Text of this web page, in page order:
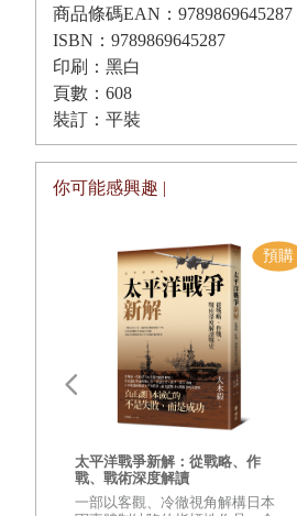
商品條碼EAN：9789869645287
ISBN：9789869645287
印刷：黑白
頁數：608
裝訂：平裝
你可能感興趣 |
太平洋戰爭新解：從戰略、作
戰、戰術深度解讀
一部以客觀、冷徹視角解構日本